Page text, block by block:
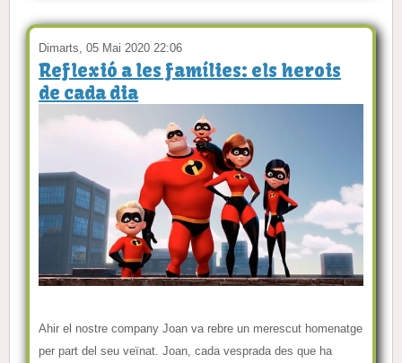
Dimarts, 05 Mai 2020 22:06
Reflexió a les famílies: els herois
de cada dia
Ahir el nostre company Joan va rebre un merescut homenatge
per part del seu veïnat. Joan, cada vesprada des que ha